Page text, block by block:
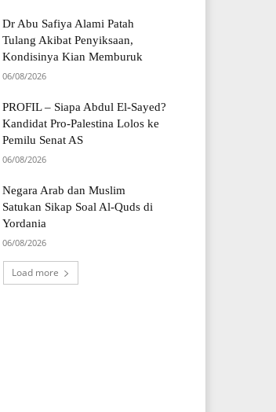
Dr Abu Safiya Alami Patah
Tulang Akibat Penyiksaan,
Kondisinya Kian Memburuk
06/08/2026
PROFIL – Siapa Abdul El-Sayed?
Kandidat Pro-Palestina Lolos ke
Pemilu Senat AS
06/08/2026
Negara Arab dan Muslim
Satukan Sikap Soal Al-Quds di
Yordania
06/08/2026
Load more